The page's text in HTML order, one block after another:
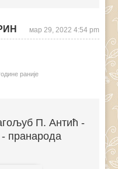
мар 29, 2022 4:54 pm
раније
П. Антић -
пранарода